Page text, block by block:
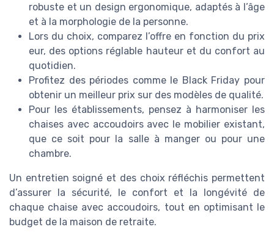
robuste et un design ergonomique, adaptés à l’âge
et à la morphologie de la personne.
Lors du choix, comparez l’offre en fonction du prix
eur, des options réglable hauteur et du confort au
quotidien.
Profitez des périodes comme le Black Friday pour
obtenir un meilleur prix sur des modèles de qualité.
Pour les établissements, pensez à harmoniser les
chaises avec accoudoirs avec le mobilier existant,
que ce soit pour la salle à manger ou pour une
chambre.
Un entretien soigné et des choix réfléchis permettent
d’assurer la sécurité, le confort et la longévité de
chaque chaise avec accoudoirs, tout en optimisant le
budget de la maison de retraite.